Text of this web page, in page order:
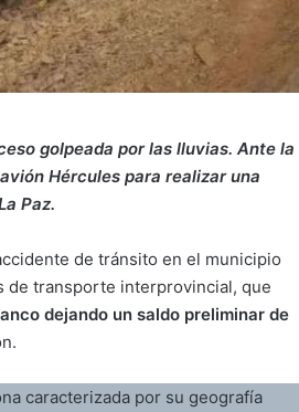
golpeada por las lluvias. Ante la
Hércules para realizar una
Paz.
de tránsito en el municipio
de transporte interprovincial, que
dejando un saldo preliminar de
caracterizada por su geografía